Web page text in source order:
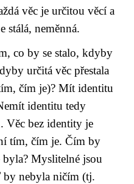
věc je určitou věcí a
stálá, neměnná.
co by se stalo, kdyby
určitá věc přestala
čím je)? Mít identitu
identitu tedy
Věc bez identity je
tím, čím je. Čím by
byla? Myslitelné jsou
by nebyla ničím (tj.